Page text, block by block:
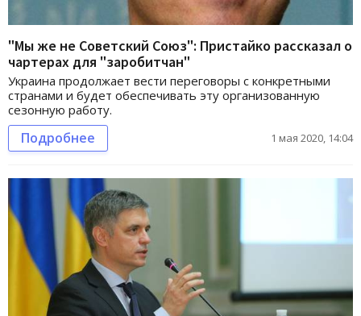
"Мы же не Советский Союз": Пристайко рассказал о
чартерах для "заробитчан"
Украина продолжает вести переговоры с конкретными
странами и будет обеспечивать эту организованную
сезонную работу.
Подробнее 1 мая 2020, 14:04